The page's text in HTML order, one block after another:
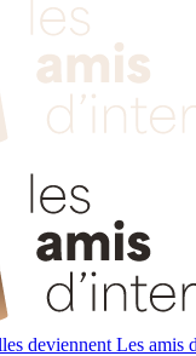
deviennent Les amis